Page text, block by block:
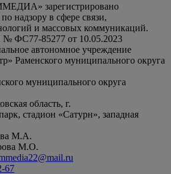
зарегистрировано
надзору в сфере связи,
и массовых коммуникаций.
№ ФС77-85277 от 10.05.2023
автономное учреждение
Раменского муниципального округа
муниципального округа
область, г.
стадион «Сатурн», западная
М.А.
М.О.
67